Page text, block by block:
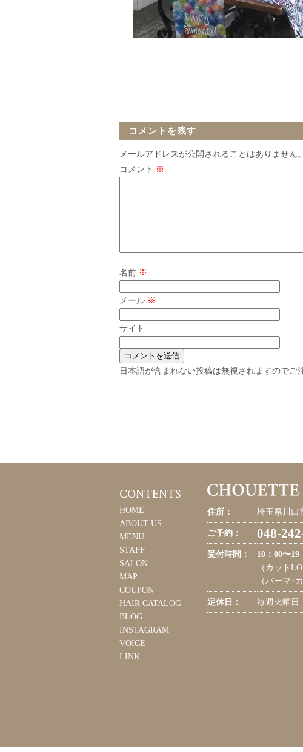
コメントを残す
メールアドレスが公開されることはありません。
コメント ※
名前 ※
メール ※
サイト
日本語が含まれない投稿は無視されますのでご
CONTENTS
HOME
ABOUT US
MENU
STAFF
SALON
MAP
COUPON
HAIR CATALOG
BLOG
INSTAGRAM
VOICE
LINK
住所： 埼玉県川口
ご予約： 048-
受付時間：
10：00〜19
（カットLO
（パーマ･
定休日： 毎週火曜日